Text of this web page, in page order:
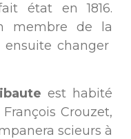
état en 1816.
membre de la
changer
est habité
Crouzet,
scieurs à